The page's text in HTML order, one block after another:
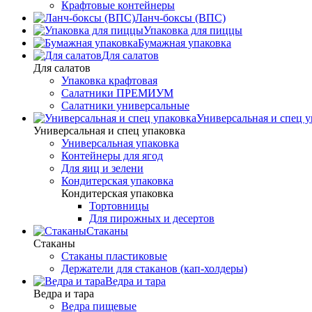
Крафтовые контейнеры
Ланч-боксы (ВПС)
Упаковка для пиццы
Бумажная упаковка
Для салатов
Для салатов
Упаковка крафтовая
Салатники ПРЕМИУМ
Салатники универсальные
Универсальная и спец
Универсальная и спец упаковка
Универсальная упаковка
Контейнеры для ягод
Для яиц и зелени
Кондитерская упаковка
Кондитерская упаковка
Тортовницы
Для пирожных и десертов
Стаканы
Стаканы
Стаканы пластиковые
Держатели для стаканов (кап-холдеры)
Ведра и тара
Ведра и тара
Ведра пищевые